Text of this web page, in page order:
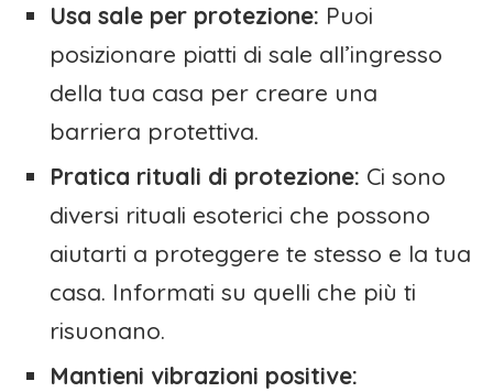
Usa sale per protezione: Puoi
posizionare piatti di sale all’ingresso
della tua casa per creare una
barriera protettiva.
Pratica rituali di protezione: Ci sono
diversi rituali esoterici che possono
aiutarti a proteggere te stesso e la tua
casa. Informati su quelli che più ti
risuonano.
Mantieni vibrazioni positive: